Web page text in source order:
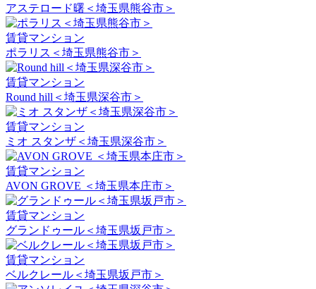
アステロード曙＜埼玉県熊谷市＞
賃貸マンション
ポラリス＜埼玉県熊谷市＞
賃貸マンション
Round hill＜埼玉県深谷市＞
賃貸マンション
ミオ スタンザ＜埼玉県深谷市＞
賃貸マンション
AVON GROVE ＜埼玉県本庄市＞
賃貸マンション
グランドゥール＜埼玉県坂戸市＞
賃貸マンション
ベルクレール＜埼玉県坂戸市＞